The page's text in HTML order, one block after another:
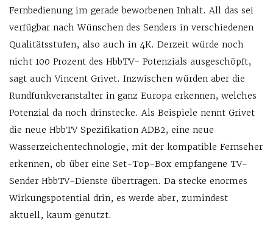
Fernbedienung im gerade beworbenen Inhalt. All das sei
verfügbar nach Wünschen des Senders in verschiedenen
Qualitätsstufen, also auch in 4K. Derzeit würde noch
nicht 100 Prozent des HbbTV- Potenzials ausgeschöpft,
sagt auch Vincent Grivet. Inzwischen würden aber die
Rundfunkveranstalter in ganz Europa erkennen, welches
Potenzial da noch drinstecke. Als Beispiele nennt Grivet
die neue HbbTV Spezifikation ADB2, eine neue
Wasserzeichentechnologie, mit der kompatible Fernseher
erkennen, ob über eine Set-Top-Box empfangene TV-
Sender HbbTV-Dienste übertragen. Da stecke enormes
Wirkungspotential drin, es werde aber, zumindest
aktuell, kaum genutzt.